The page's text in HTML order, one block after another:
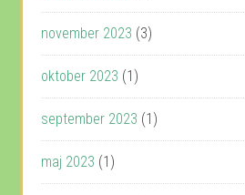
november 2023 (3)
oktober 2023 (1)
september 2023 (1)
maj 2023 (1)